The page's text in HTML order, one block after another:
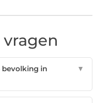
bevolking in
▼